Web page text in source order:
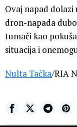
Ovaj napad
dron-napada
tumači kao
situacija i
Nulta Tačka/RIA